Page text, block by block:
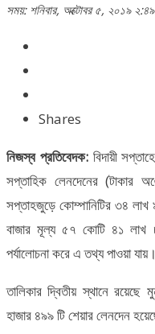
সময়: শনিবার, অক্টোবর ৫, ২০১৯
Shares
নিজস্ব প্রতিবেদক:বিদায়ী
সপ্তাহিক লেনদেনের (টাকার
সপ্তাহজুড়ে কোম্পানিটির ৩৪ লাখ
বাজার মূল্য ৫৭ কোটি ৪১ লাখ
পর্যালোচনা করে এ তথ্য পাওয়া যায়।
তালিকার দ্বিতীয় স্থানে
হাজার ৪৯৯ টি শেয়ার লেনদেন